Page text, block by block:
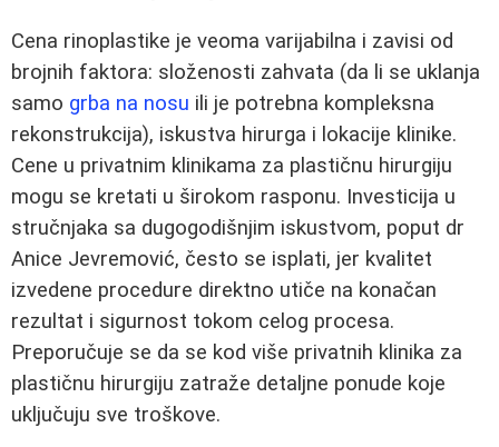
Cena rinoplastike je veoma varijabilna i zavisi od
brojnih faktora: složenosti zahvata (da li se uklanja
samo grba na nosu ili je potrebna kompleksna
rekonstrukcija), iskustva hirurga i lokacije klinike.
Cene u privatnim klinikama za plastičnu hirurgiju
mogu se kretati u širokom rasponu. Investicija u
stručnjaka sa dugogodišnjim iskustvom, poput dr
Anice Jevremović, često se isplati, jer kvalitet
izvedene procedure direktno utiče na konačan
rezultat i sigurnost tokom celog procesa.
Preporučuje se da se kod više privatnih klinika za
plastičnu hirurgiju zatraže detaljne ponude koje
uključuju sve troškove.